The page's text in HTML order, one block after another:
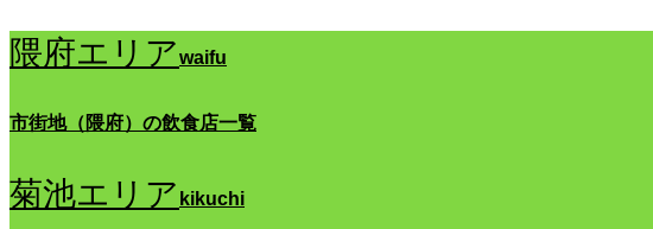
隈府エリアwaifu
市街地（隈府）の飲食店一覧
菊池エリア kikuchi